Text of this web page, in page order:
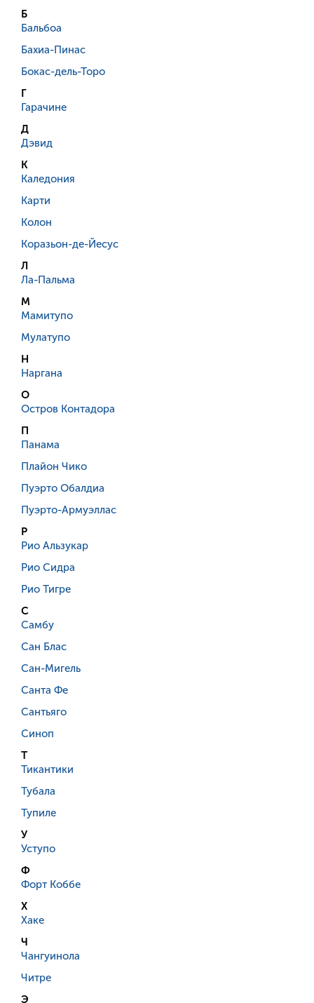
Б
Бальбоа
Бахиа-Пинас
Бокас-дель-Торо
Г
Гарачине
Д
Дэвид
К
Каледония
Карти
Колон
Коразьон-де-Йесус
Л
Ла-Пальма
М
Мамитупо
Мулатупо
Н
Наргана
О
Остров Контадора
П
Панама
Плайон Чико
Пуэрто Обалдиа
Пуэрто-Армуэллас
Р
Рио Альзукар
Рио Сидра
Рио Тигре
С
Самбу
Сан Блас
Сан-Мигель
Санта Фе
Сантьяго
Синоп
Т
Тикантики
Тубала
Тупиле
У
Уступо
Ф
Форт Коббе
Х
Хаке
Ч
Чангуинола
Читре
Э